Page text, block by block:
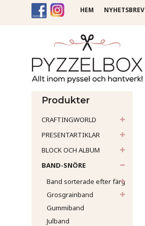
HEM NYHETSBREV
Produkter
CRAFTINGWORLD
PRESENTARTIKLAR
BLOCK OCH ALBUM
BAND-SNÖRE
Band sorterade efter färg
Grosgrainband
Gummiband
Julband